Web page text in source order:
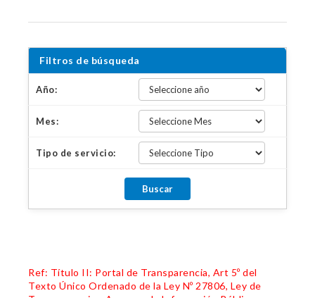
Filtros de búsqueda
Año:
Mes:
Tipo de servicio:
Ref: Título II: Portal de Transparencia, Art 5º del
Texto Único Ordenado de la Ley Nº 27806, Ley de